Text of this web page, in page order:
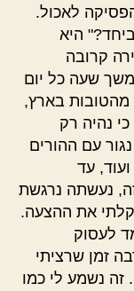
לאכול.
היא
קרובה
שעה כל יום
מהטובות בארץ,
נהיה רק
עם ההורים
עד
נעשתה נרגשת
את ההצעה.
לעסוק
זמן שרציתי
זה נשמע לי כמו